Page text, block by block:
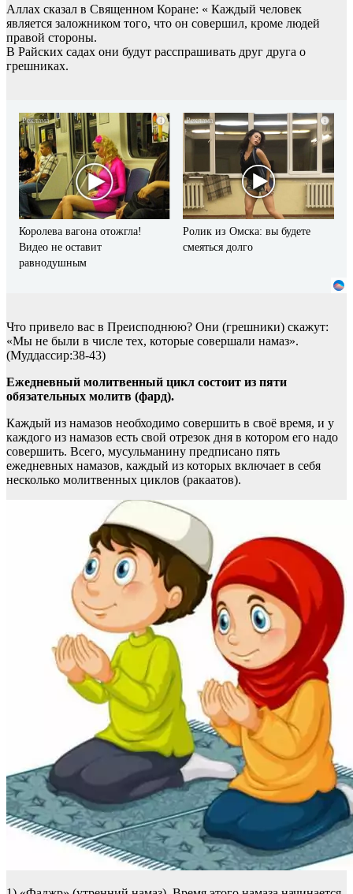
Аллах сказал в Священном Коране: « Каждый человек
является заложником того, что он совершил, кроме людей
правой стороны.
В Райских садах они будут расспрашивать друг друга о
грешниках.
i
Королева вагона отожгла!
Видео не оставит
равнодушным
i
Ролик из Омска: вы будете
смеяться долго
Что привело вас в Преисподнюю? Они (грешники) скажут:
«Мы не были в числе тех, которые совершали намаз».
(Муддассир:38-43)
Ежедневный молитвенный цикл состоит из пяти
обязательных молитв (фард).
Каждый из намазов необходимо совершить в своё время, и у
каждого из намазов есть свой отрезок дня в котором его надо
совершить. Всего, мусульманину предписано пять
ежедневных намазов, каждый из которых включает в себя
несколько молитвенных циклов (ракаатов).